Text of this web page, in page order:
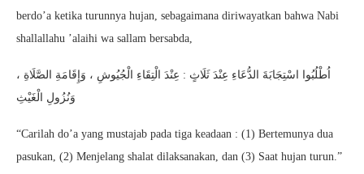
berdo’a ketika turunnya hujan, sebagaimana diriwayatkan bahwa Nabi
shallallahu ’alaihi wa sallam bersabda,
اُطْلُبُوا اسْتِجَابَةَ الدُّعَاءِ عِنْدَ ثَلَاثٍ : عِنْدَ الْتِقَاءِ الْجُيُوشِ ، وَإِقَامَةِ الصَّلَاةِ ،
وَنُزُولِ الْغَيْثِ
“Carilah do’a yang mustajab pada tiga keadaan : (1) Bertemunya dua
pasukan, (2) Menjelang shalat dilaksanakan, dan (3) Saat hujan turun.”